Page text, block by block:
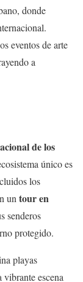
donde
eventos de arte
a
de los
único es
los
un tour en
senderos
protegido.
playas
escena